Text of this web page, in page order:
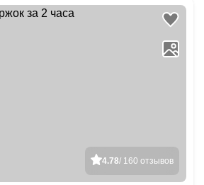
4.78/ 160 отзывов